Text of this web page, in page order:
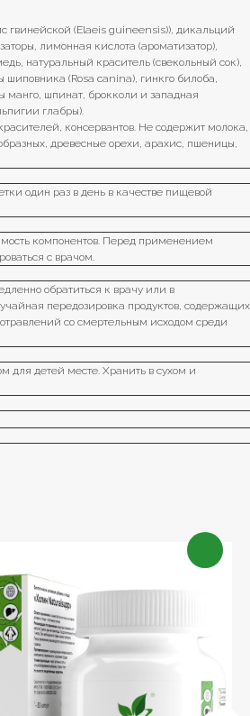
гвинейской (Elaeis guineensis)), дикальций
лимонная кислота (ароматизатор),
натуральный краситель (свекольный сок),
шиповника (Rosa canina), гинкго билоба,
манго, шпинат, брокколи и западная
глабры).
консервантов. Не содержит молока,
древесные орехи, арахис, пшеницы,
один раз в день в качестве пищевой
компонентов. Перед применением
с врачом.
обратиться к врачу или в
передозировка продуктов, содержащих
со смертельным исходом среди
для детей месте. Хранить в сухом и